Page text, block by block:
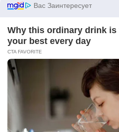
— Когда всё началось.
ведь могла уйти.
Эдита долго молчала,
— Устала бежать.
чем-то настоящим.
Александр посмотрел на